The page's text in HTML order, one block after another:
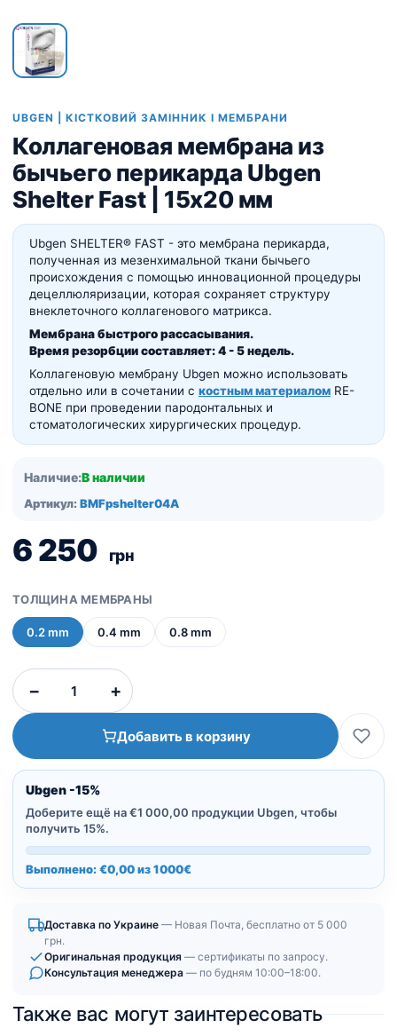
UBGEN | КІСТКОВИЙ ЗАМІННИК І МЕМБРАНИ
Коллагеновая мембрана из
бычьего перикарда Ubgen
Shelter Fast | 15х20 мм
Ubgen SHELTER® FAST - это мембрана перикарда,
полученная из мезенхимальной ткани бычьего
происхождения с помощью инновационной процедуры
децеллюляризации, которая сохраняет структуру
внеклеточного коллагенового матрикса.
Мембрана быстрого рассасывания.
Время резорбции составляет:4 - 5 недель.
Коллагеновую мембрану Ubgen можно использовать
отдельно или в сочетании с костным материалом RE-
BONE при проведении пародонтальных и
стоматологических хирургических процедур.
Наличие:В наличии
Артикул: BMFpshelter04A
6 250 грн
ТОЛЩИНА МЕМБРАНЫ
0.2 mm 0.4 mm 0.8 mm
−
Количество
товара
мембрана
из
бычьего
перикарда
Ubgen
Shelter
Fast
|
мм
+
Добавить в корзину
Ubgen -15%
Доберите ещё на €1 000,00 продукции Ubgen, чтобы
получить 15%.
Выполнено: €0,00 из 1000€
Доставка по Украине — Новая Почта, бесплатно от 5 000
грн.
Оригинальная продукция — сертификаты по запросу.
Консультация менеджера — по будням 10:00–18:00.
Также вас могут заинтересовать